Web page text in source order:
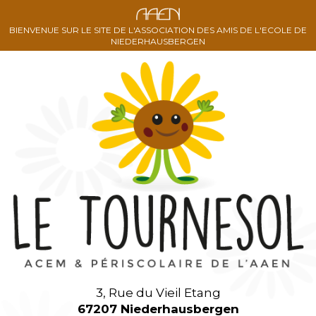
BIENVENUE SUR LE SITE DE L'ASSOCIATION DES AMIS DE L'ECOLE DE
NIEDERHAUSBERGEN
3, Rue du Vieil Etang
67207 Niederhausbergen